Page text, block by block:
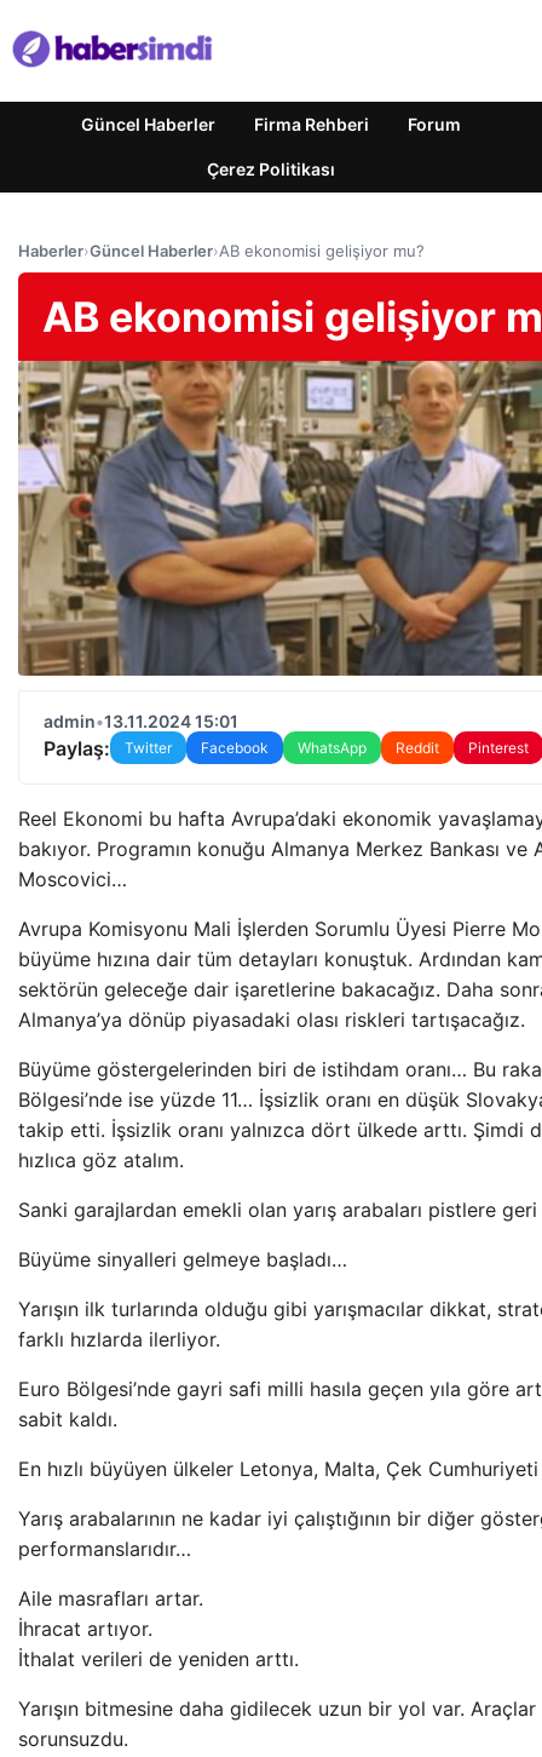
Güncel Haberler Firma Rehberi Forum
Çerez Politikası
Haberler›Güncel Haberler›AB ekonomisi gelişiyor mu?
AB ekonomisi gelişiyor
admin•13.11.2024 15:01
Paylaş: Twitter Facebook WhatsApp Reddit Pinterest
Reel Ekonomi bu hafta Avrupa’daki ekonomik
bakıyor. Programın konuğu Almanya Merkez Bankası
Moscovici…
Avrupa Komisyonu Mali İşlerden Sorumlu Üyesi Pierre
büyüme hızına dair tüm detayları konuştuk. Ardından
sektörün geleceğe dair işaretlerine bakacağız. Daha
Almanya’ya dönüp piyasadaki olası riskleri tartışacağız.
Büyüme göstergelerinden biri de istihdam oranı… Bu
Bölgesi’nde ise yüzde 11… İşsizlik oranı en düşük
takip etti. İşsizlik oranı yalnızca dört ülkede arttı. Şimdi
hızlıca göz atalım.
Sanki garajlardan emekli olan yarış arabaları pistlere
Büyüme sinyalleri gelmeye başladı…
Yarışın ilk turlarında olduğu gibi yarışmacılar dikkat,
farklı hızlarda ilerliyor.
Euro Bölgesi’nde gayri safi milli hasıla geçen yıla göre
sabit kaldı.
En hızlı büyüyen ülkeler Letonya, Malta, Çek
Yarış arabalarının ne kadar iyi çalıştığının bir diğer
performanslarıdır…
Aile masrafları artar.
İhracat artıyor.
İthalat verileri de yeniden arttı.
Yarışın bitmesine daha gidilecek uzun bir yol var.
sorunsuzdu.